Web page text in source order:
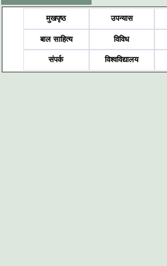
मुखपृष्ठ उपन्यास
बाल साहित्य विविध
संपर्क विश्वविद्यालय